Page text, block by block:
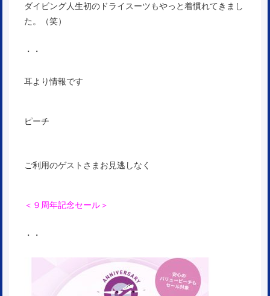
ダイビング人生初のドライスーツもやっと着慣れてきまし
た。（笑）
・・
耳より情報です
ピーチ
ご利用のゲストさまお見逃しなく
＜９周年記念セール＞
・・